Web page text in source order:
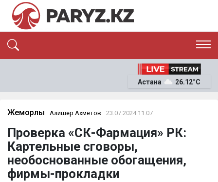
ЭКОНОМИКА
ОҚИҒА
News
Астана 26.12°C
Жемқорлық Алишер Ахметов 23.07.2024 11:07
Проверка «СК-Фармация» РК:
Картельные сговоры,
необоснованные обогащения,
фирмы-прокладки